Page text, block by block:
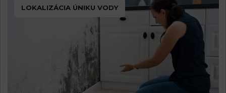
LOKALIZÁCIA ÚNIKU VODY